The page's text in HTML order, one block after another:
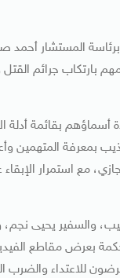
المستشار
في قضية اتهامهم بارتكاب
بمعرفة المتهمين
مع استمرار
والسفير يحيى
بعرض مقاطع
للاعتداء